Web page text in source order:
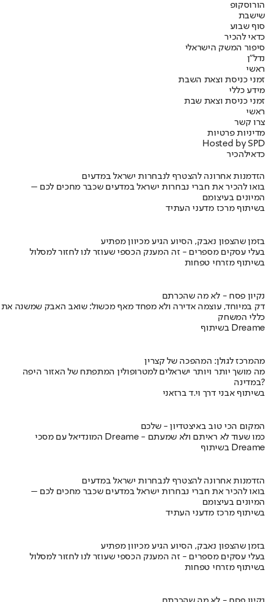
הורוסקופ
שישבת
סוף שבוע
כדאי להכיר
סיפור המשק הישראלי
נדל"ן
ראשי
זמני כניסת וצאת השבת
מידע כללי
זמני כניסת וצאת שבת
ראשי
צרו קשר
מדיניות פרטיות
Hosted by SPD
כדאילהכיר
הזדמנות אחרונה להצטרף לנבחרות ישראל במדעים
בואו להכיר את חברי נבחרות ישראל במדעים שכבר מחכים לכם –
המיונים בעיצומם
בשיתוף מרכז מדעני העתיד
בזמן שהצפון נאבק, הסיוע הגיע מכיוון מפתיע
בעלי עסקים מספרים - זה המענק הכספי שעוזר לנו לחזור למסלול
בשיתוף מזרחי טפחות
נקיון פסח - לא מה שהכרתם
דק במיוחד, עוצמה אדירה ולא מפחד מאף מכשול: שואב האבק שמשנה את
כללי המשחק
בשיתוף Dreame
מהמרכז לגולן: המהפכה של קצרין
מה מושך יותר ויותר ישראלים למטרופולין המתפתח של האזור היפה
במדינה?
בשיתוף אבני דרך וי.ד ברזאני
המקום הכי טוב באיצטדיון - שלכם
המונדיאל עם מסכי Dreame - כמו שעוד לא ראיתם ולא שמעתם
בשיתוף Dreame
הזדמנות אחרונה להצטרף לנבחרות ישראל במדעים
בואו להכיר את חברי נבחרות ישראל במדעים שכבר מחכים לכם –
המיונים בעיצומם
בשיתוף מרכז מדעני העתיד
בזמן שהצפון נאבק, הסיוע הגיע מכיוון מפתיע
בעלי עסקים מספרים - זה המענק הכספי שעוזר לנו לחזור למסלול
בשיתוף מזרחי טפחות